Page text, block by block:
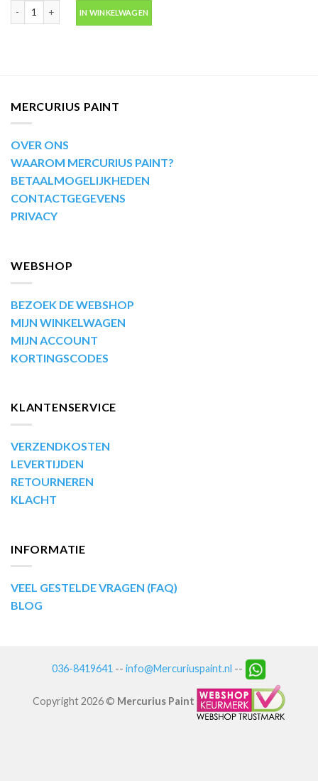
MTN Hardcore Kalani Orange RV-2004 HC2 in 400ml spuitbus aantal
IN WINKELWAGEN
MERCURIUS PAINT
OVER ONS
WAAROM MERCURIUS PAINT?
BETAALMOGELIJKHEDEN
CONTACTGEGEVENS
PRIVACY
WEBSHOP
BEZOEK DE WEBSHOP
MIJN WINKELWAGEN
MIJN ACCOUNT
KORTINGSCODES
KLANTENSERVICE
VERZENDKOSTEN
LEVERTIJDEN
RETOURNEREN
KLACHT
INFORMATIE
VEEL GESTELDE VRAGEN (FAQ)
BLOG
036-8419641 -- info@Mercuriuspaint.nl --
Copyright 2026 © Mercurius Paint